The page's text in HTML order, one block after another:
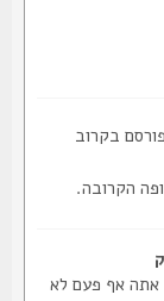
בקרוב
אף פעם לא